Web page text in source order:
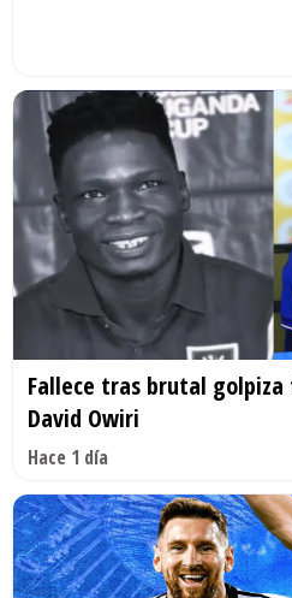
Fallece tras brutal
David Owiri
Hace 1 día